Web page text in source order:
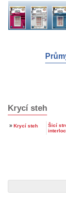
Krycí steh
» Krycí steh
Šicí